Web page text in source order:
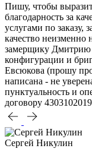
Пишу, чтобы
благодарность за
услугами по заказу,
качество неизменно
замерщику Дмитрию
конфигурации и
Евсюкова (прошу
написана - не
пунктуальность и
договору
Сергей Никулин